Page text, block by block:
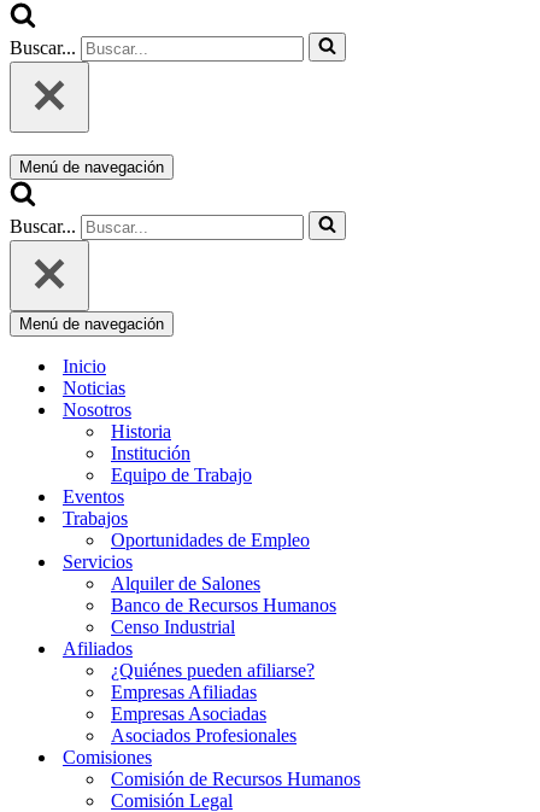
Buscar...
Menú de navegación
Buscar...
Menú de navegación
Inicio
Noticias
Nosotros
Historia
Institución
Equipo de Trabajo
Eventos
Trabajos
Oportunidades de Empleo
Servicios
Alquiler de Salones
Banco de Recursos Humanos
Censo Industrial
Afiliados
¿Quiénes pueden afiliarse?
Empresas Afiliadas
Empresas Asociadas
Asociados Profesionales
Comisiones
Comisión de Recursos Humanos
Comisión Legal